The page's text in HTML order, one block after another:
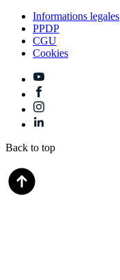
Informations legales
PPDP
CGU
Cookies
Back to top